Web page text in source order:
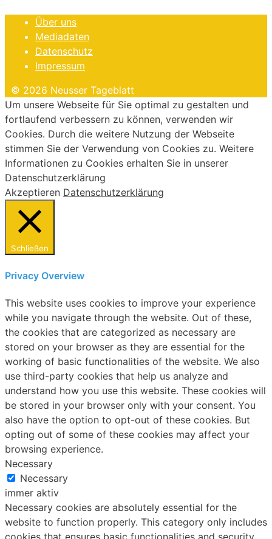
Über uns
Mediadaten
Datenschutz
Impressum
© 2026 Neusser Tageblatt
Um unsere Webseite für Sie optimal zu gestalten und
fortlaufend verbessern zu können, verwenden wir
Cookies. Durch die weitere Nutzung der Webseite
stimmen Sie der Verwendung von Cookies zu. Weitere
Informationen zu Cookies erhalten Sie in unserer
Datenschutzerklärung
Akzeptieren Datenschutzerklärung
Schließen
Privacy Overview
This website uses cookies to improve your experience
while you navigate through the website. Out of these,
the cookies that are categorized as necessary are
stored on your browser as they are essential for the
working of basic functionalities of the website. We also
use third-party cookies that help us analyze and
understand how you use this website. These cookies will
be stored in your browser only with your consent. You
also have the option to opt-out of these cookies. But
opting out of some of these cookies may affect your
browsing experience.
Necessary
Necessary
immer aktiv
Necessary cookies are absolutely essential for the
website to function properly. This category only includes
cookies that ensures basic functionalities and security